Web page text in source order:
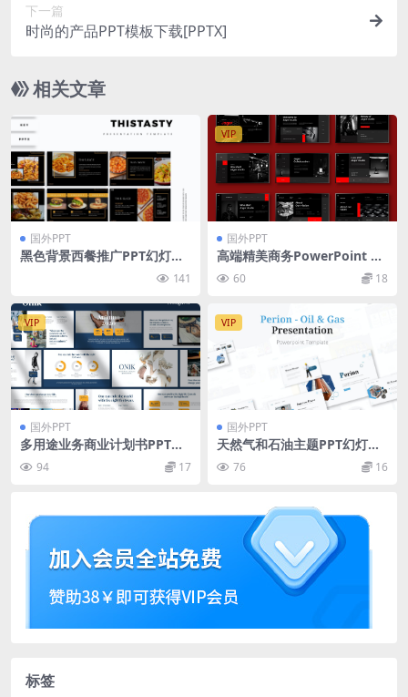
下一篇
时尚的产品PPT模板下载[PPTX]
相关文章
国外PPT
黑色背景西餐推广PPT幻灯片
模板 This Tasty – Presentati
141
VIP
国外PPT
高端精美商务PowerPoint 模
板[PPTX]
60 18
VIP
国外PPT
多用途业务商业计划书PPT模
板（PPTX）
94 17
VIP
国外PPT
天然气和石油主题PPT幻灯片
设计模板 Perion Gas & Oil P
owerpoint Presentation Te
76 16
标签